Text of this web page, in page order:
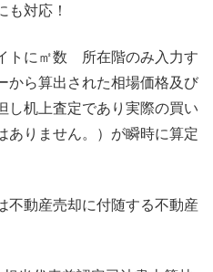
も対応！
トに㎡数 所在階のみ入力す
から算出された相場価格及び
し机上査定であり実際の買い
ありません。）が瞬時に算定
不動産売却に付随する不動産